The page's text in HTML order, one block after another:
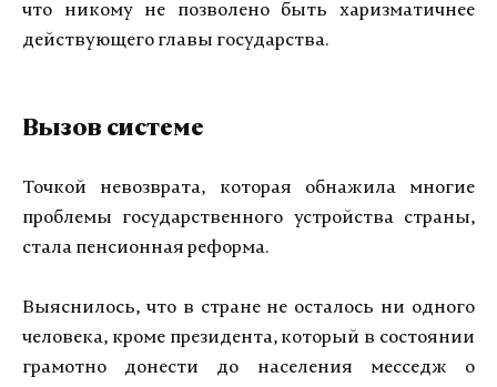
что никому не позволено быть харизматичнее
действующего главы государства.
Вызов системе
Точкой невозврата, которая обнажила многие
проблемы государственного устройства страны,
стала пенсионная реформа.
Выяснилось, что в стране не осталось ни одного
человека, кроме президента, который в состоянии
грамотно донести до населения месседж о